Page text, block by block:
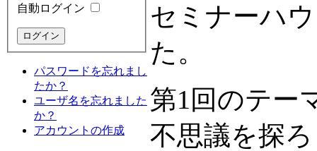
自動ログイン
パスワードを忘れまし
たか？
ユーザ名を忘れました
か？
アカウントの作成
セミナーハ
た。
第1回のテー
不思議を探